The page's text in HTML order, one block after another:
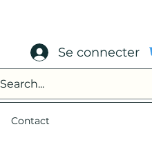
Se connecter
Contact